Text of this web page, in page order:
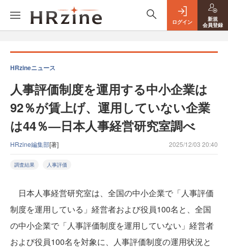
ログイン
新規
会員登録
HRzineニュース
人事評価制度を運用する中小企業は
92％が賃上げ、運用していない企業
は44％—日本人事経営研究室調べ
HRzine編集部[著] 2025/12/03 20:40
調査結果 人事評価
日本人事経営研究室は、全国の中小企業で「人事評価
制度を運用している」経営者および役員100名と、全国
の中小企業で「人事評価制度を運用していない」経営者
および役員100名を対象に、人事評価制度の運用状況と